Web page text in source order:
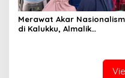
Merawat Akar
di Kalukku, Almalik